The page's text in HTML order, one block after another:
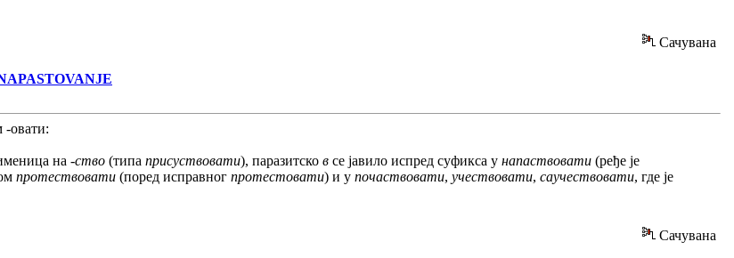
Сачувана
-овати:
на -ство (типа присуствовати), паразитско в се јавило испред суфикса у напаствовати (ређе је
протествовати (поред исправног протестовати) и у почаствовати, учествовати, саучествовати, где је
Сачувана